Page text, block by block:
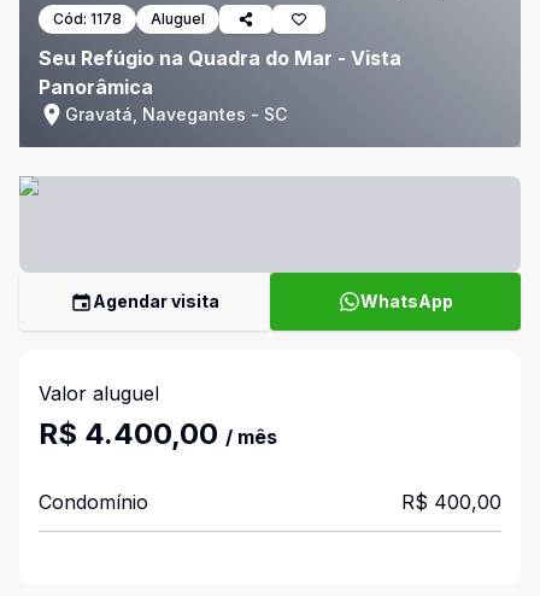
Cód: 1178 Aluguel
Seu Refúgio na Quadra do Mar - Vista
Panorâmica
Gravatá, Navegantes - SC
Agendar visita WhatsApp
Valor aluguel
R$ 4.400,00 / mês
Condomínio R$ 400,00